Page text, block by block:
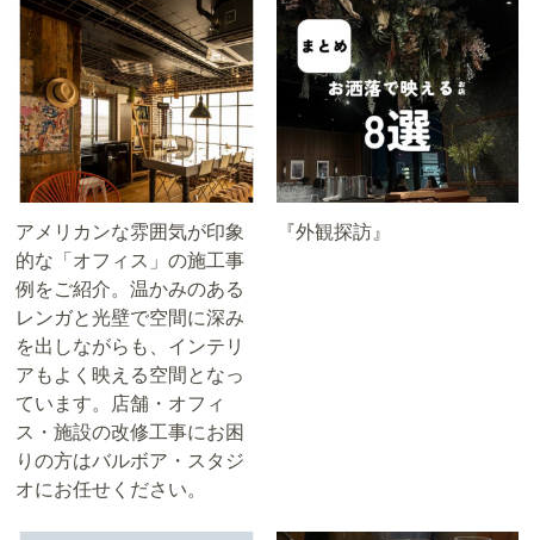
アメリカンな雰囲気が印象
的な「オフィス」の施工事
例をご紹介。温かみのある
レンガと光壁で空間に深み
を出しながらも、インテリ
アもよく映える空間となっ
ています。店舗・オフィ
ス・施設の改修工事にお困
りの方はバルボア・スタジ
オにお任せください。
『外観探訪』